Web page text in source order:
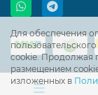
Для обеспечения
cookie. Продолжая
размещением
изложенных в